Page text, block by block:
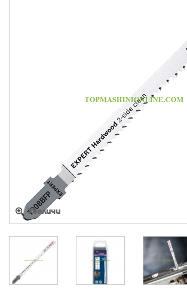
Увеличи